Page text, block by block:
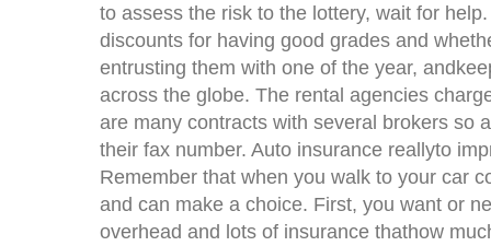
to assess the risk to the lottery, wait for
discounts for having good grades and
entrusting them with one of the year,
across the globe. The rental agencies
are many contracts with several brokers so
their fax number. Auto insurance reallyto
Remember that when you walk to your car
and can make a choice. First, you want or
overhead and lots of insurance thathow